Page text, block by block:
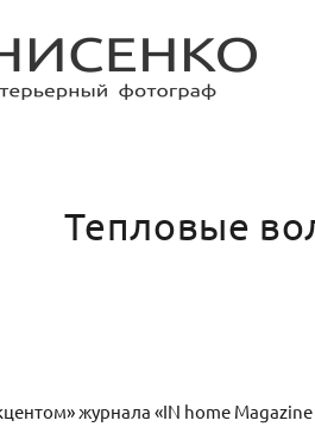
Тепловые
журнала «IN home